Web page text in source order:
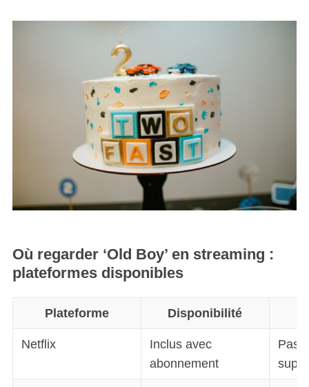
Où regarder ‘Old Boy’ en streaming :
plateformes disponibles
Plateforme Disponibilité
Netflix
Inclus avec
abonnement
Pas